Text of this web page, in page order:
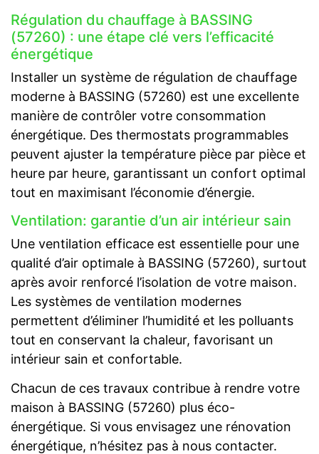
Régulation du chauffage à BASSING
(57260) : une étape clé vers l’efficacité
énergétique
Installer un système de régulation de chauffage
moderne à BASSING (57260) est une excellente
manière de contrôler votre consommation
énergétique. Des thermostats programmables
peuvent ajuster la température pièce par pièce et
heure par heure, garantissant un confort optimal
tout en maximisant l’économie d’énergie.
Ventilation: garantie d’un air intérieur sain
Une ventilation efficace est essentielle pour une
qualité d’air optimale à BASSING (57260), surtout
après avoir renforcé l’isolation de votre maison.
Les systèmes de ventilation modernes
permettent d’éliminer l’humidité et les polluants
tout en conservant la chaleur, favorisant un
intérieur sain et confortable.
Chacun de ces travaux contribue à rendre votre
maison à BASSING (57260) plus éco-
énergétique. Si vous envisagez une rénovation
énergétique, n’hésitez pas à nous contacter.